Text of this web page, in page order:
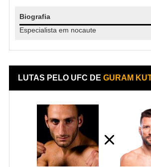
Biografia
Especialista em nocaute
LUTAS PELO UFC DEGURAM